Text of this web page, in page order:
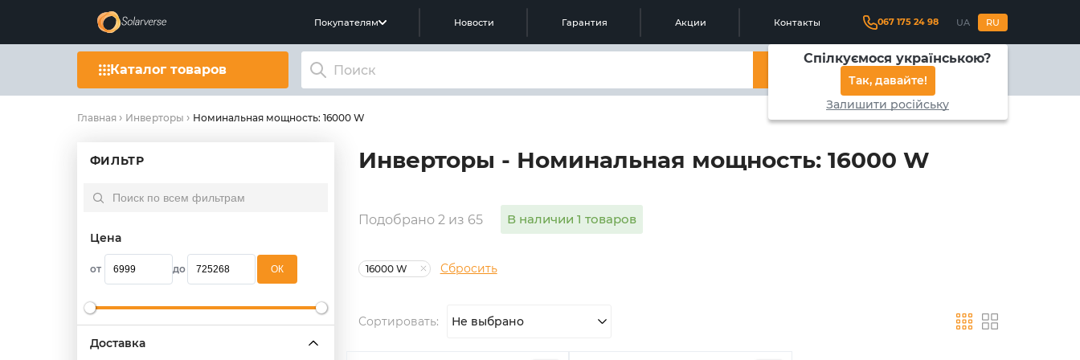
Покупателям Новости Гарантия Акции Контакты 067 175 24 98 UA RU
Спілкуємося українською?
Так, давайте!
Залишити російську
Каталог товаров
Главная Инверторы Номинальная мощность: 16000 W
ФИЛЬТР
Цена
от до OК
Доставка
Инверторы - Номинальная мощность: 16000 W
Подобрано 2 из 65 В наличии 1 товаров
16000 W Сбросить
Сортировать: Не выбрано